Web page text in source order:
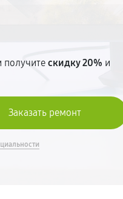
получитескидку 20% и